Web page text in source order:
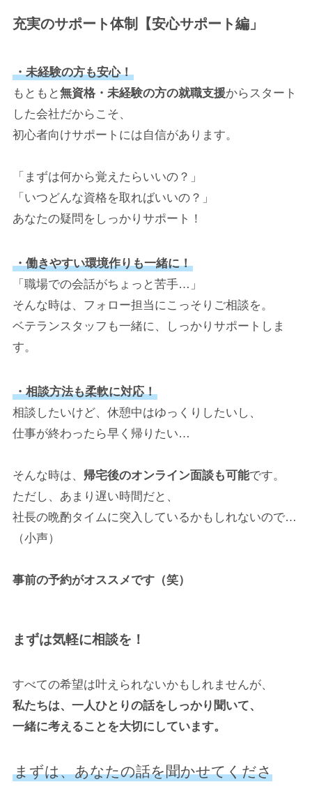
充実のサポート体制【安心サポート編」
・未経験の方も安心！
もともと無資格・未経験の方の就職支援からスタート
した会社だからこそ、
初心者向けサポートには自信があります。
「まずは何から覚えたらいいの？」
「いつどんな資格を取ればいいの？」
あなたの疑問をしっかりサポート！
・働きやすい環境作りも一緒に！
「職場での会話がちょっと苦手…」
そんな時は、フォロー担当にこっそりご相談を。
ベテランスタッフも一緒に、しっかりサポートしま
す。
・相談方法も柔軟に対応！
相談したいけど、休憩中はゆっくりしたいし、
仕事が終わったら早く帰りたい…
そんな時は、 帰宅後のオンライン面談も可能です。
ただし、あまり遅い時間だと、
社長の晩酌タイムに突入しているかもしれないので…
（小声）
事前の予約がオススメです（笑）
まずは気軽に相談を！
すべての希望は叶えられないかもしれませんが、
私たちは、一人ひとりの話をしっかり聞いて、
一緒に考えることを大切にしています。
まずは、あなたの話を聞かせてくださ